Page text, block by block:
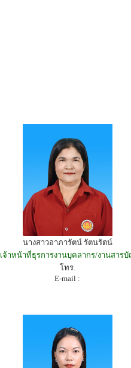
นางสาวอาภารัตน์ รัตนรัตน์
เจ้าหน้าที่ธุรการงานบุคลากร/งานสาร
โทร.
E-mail :